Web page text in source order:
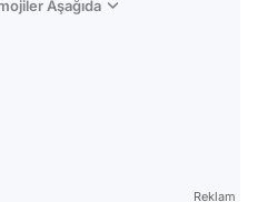
Aşağıda
Reklam